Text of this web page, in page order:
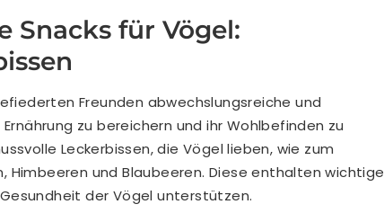
Snacks für Vögel:
Freunden abwechslungsreiche und
zu bereichern und ihr Wohlbefinden zu
Leckerbissen, die Vögel lieben, wie zum
Himbeeren und Blaubeeren. Diese enthalten wichtige
der Vögel unterstützen.